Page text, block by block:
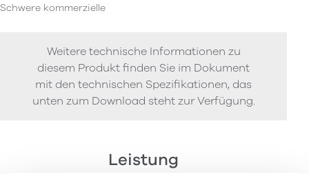
Schwere kommerzielle
Weitere technische Informationen zu
diesem Produkt finden Sie im Dokument
mit den technischen Spezifikationen, das
unten zum Download steht zur Verfügung.
Leistung